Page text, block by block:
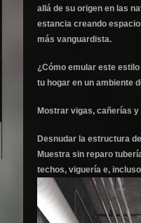
allá de su origen en las
estancia creando
más vanguardista.
¿Cómo emular este
tu hogar en un ambiente
Mostrar vigas, cañerías
Desnudar la estructura
Muestra sin reparo
techos, viguería e,